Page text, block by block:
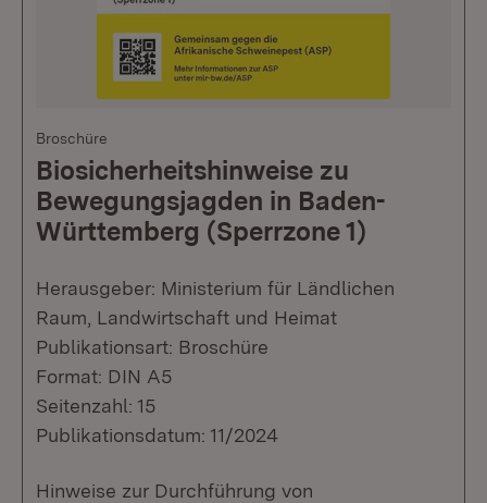
Broschüre
Biosicherheitshinweise zu
Bewegungsjagden in Baden-
Württemberg (Sperrzone 1)
Herausgeber: Ministerium für Ländlichen
Raum, Landwirtschaft und Heimat
Publikationsart: Broschüre
Format: DIN A5
Seitenzahl: 15
Publikationsdatum: 11/2024
Hinweise zur Durchführung von